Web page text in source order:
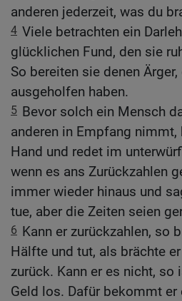
anderen jederzeit, was du
4 Viele betrachten ein
glücklichen Fund, den sie
So bereiten sie denen
ausgeholfen haben.
5 Bevor solch ein Mensch
anderen in Empfang
Hand und redet im
wenn es ans Zurückzahlen
immer wieder hinaus und
tue, aber die Zeiten seien
6 Kann er zurückzahlen, so
Hälfte und tut, als brächte
zurück. Kann er es nicht, so
Geld los. Dafür bekommt er